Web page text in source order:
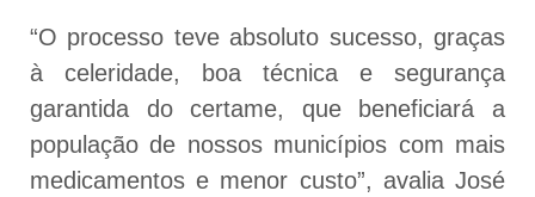
“O processo teve absoluto sucesso, graças
à celeridade, boa técnica e segurança
garantida do certame, que beneficiará a
população de nossos municípios com mais
medicamentos e menor custo”, avalia José